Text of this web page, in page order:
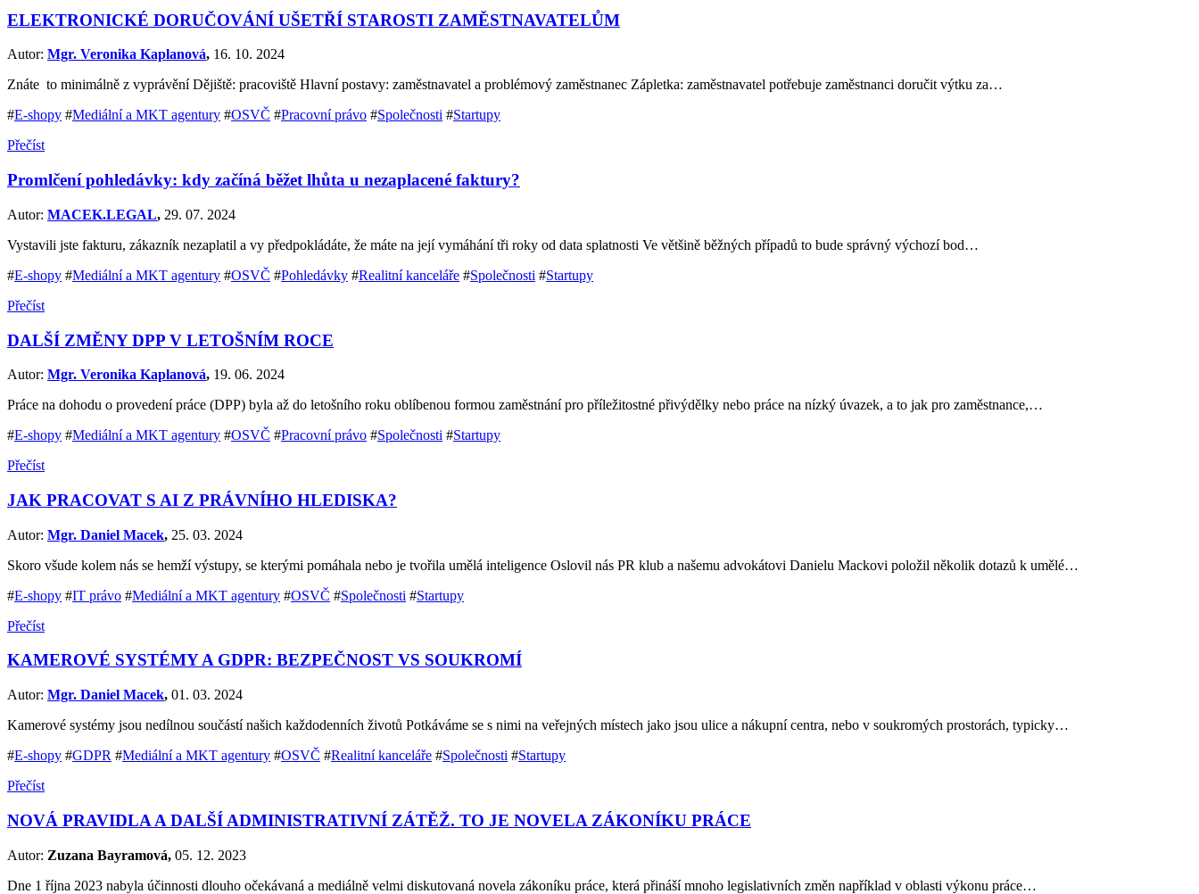
ELEKTRONICKÉ DORUČOVÁNÍ UŠETŘÍ STAROSTI ZAMĚSTNAVATELŮM
Autor: Mgr. Veronika Kaplanová, 16. 10. 2024
Znáte to minimálně z vyprávění Dějiště: pracoviště Hlavní postavy: zaměstnavatel a problémový zaměstnanec Zápletka: zaměstnavatel potřebuje zaměstnanci doručit výtku za…
#E-shopy #Mediální a MKT agentury #OSVČ #Pracovní právo #Společnosti #Startupy
Přečíst
Promlčení pohledávky: kdy začíná běžet lhůta u nezaplacené faktury?
Autor: MACEK.LEGAL, 29. 07. 2024
Vystavili jste fakturu, zákazník nezaplatil a vy předpokládáte, že máte na její vymáhání tři roky od data splatnosti Ve většině běžných případů to bude správný výchozí bod…
#E-shopy #Mediální a MKT agentury #OSVČ #Pohledávky #Realitní kanceláře #Společnosti #Startupy
Přečíst
DALŠÍ ZMĚNY DPP V LETOŠNÍM ROCE
Autor: Mgr. Veronika Kaplanová, 19. 06. 2024
Práce na dohodu o provedení práce (DPP) byla až do letošního roku oblíbenou formou zaměstnání pro příležitostné přivýdělky nebo práce na nízký úvazek, a to jak pro zaměstnance,…
#E-shopy #Mediální a MKT agentury #OSVČ #Pracovní právo #Společnosti #Startupy
Přečíst
JAK PRACOVAT S AI Z PRÁVNÍHO HLEDISKA?
Autor: Mgr. Daniel Macek, 25. 03. 2024
Skoro všude kolem nás se hemží výstupy, se kterými pomáhala nebo je tvořila umělá inteligence Oslovil nás PR klub a našemu advokátovi Danielu Mackovi položil několik dotazů k umělé…
#E-shopy #IT právo #Mediální a MKT agentury #OSVČ #Společnosti #Startupy
Přečíst
KAMEROVÉ SYSTÉMY A GDPR: BEZPEČNOST VS SOUKROMÍ
Autor: Mgr. Daniel Macek, 01. 03. 2024
Kamerové systémy jsou nedílnou součástí našich každodenních životů Potkáváme se s nimi na veřejných místech jako jsou ulice a nákupní centra, nebo v soukromých prostorách, typicky…
#E-shopy #GDPR #Mediální a MKT agentury #OSVČ #Realitní kanceláře #Společnosti #Startupy
Přečíst
NOVÁ PRAVIDLA A DALŠÍ ADMINISTRATIVNÍ ZÁTĚŽ. TO JE NOVELA ZÁKONÍKU PRÁCE
Autor: Zuzana Bayramová, 05. 12. 2023
Dne 1 října 2023 nabyla účinnosti dlouho očekávaná a mediálně velmi diskutovaná novela zákoníku práce, která přináší mnoho legislativních změn například v oblasti výkonu práce…